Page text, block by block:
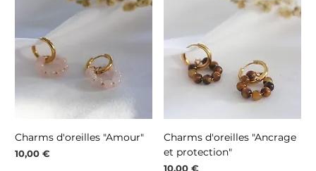
Charms d'oreilles "Amour"
Prix
10,00 €
Charms d'oreilles "Ancrage
et protection"
Prix
10,00 €